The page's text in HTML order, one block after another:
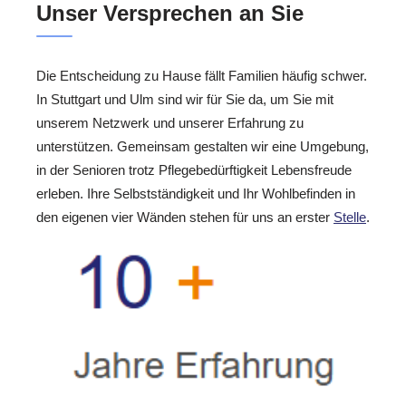
Unser Versprechen an Sie
Die Entscheidung zu Hause fällt Familien häufig schwer.
In Stuttgart und Ulm sind wir für Sie da, um Sie mit
unserem Netzwerk und unserer Erfahrung zu
unterstützen. Gemeinsam gestalten wir eine Umgebung,
in der Senioren trotz Pflegebedürftigkeit Lebensfreude
erleben. Ihre Selbstständigkeit und Ihr Wohlbefinden in
den eigenen vier Wänden stehen für uns an erster Stelle.